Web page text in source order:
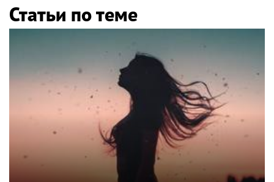
Статьи по теме